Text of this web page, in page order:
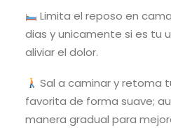
Limita el reposo en
dias y unicamente si es tu
aliviar el dolor.
Sal a caminar y retoma
favorita de forma suave;
manera gradual para